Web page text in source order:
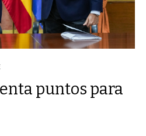
puntos para